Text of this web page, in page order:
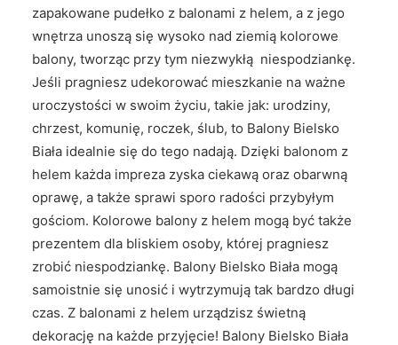
zapakowane pudełko z balonami z helem, a z jego
wnętrza unoszą się wysoko nad ziemią kolorowe
balony, tworząc przy tym niezwykłą niespodziankę.
Jeśli pragniesz udekorować mieszkanie na ważne
uroczystości w swoim życiu, takie jak: urodziny,
chrzest, komunię, roczek, ślub, to Balony Bielsko
Biała idealnie się do tego nadają. Dzięki balonom z
helem każda impreza zyska ciekawą oraz obarwną
oprawę, a także sprawi sporo radości przybyłym
gościom. Kolorowe balony z helem mogą być także
prezentem dla bliskiem osoby, której pragniesz
zrobić niespodziankę. Balony Bielsko Biała mogą
samoistnie się unosić i wytrzymują tak bardzo długi
czas. Z balonami z helem urządzisz świetną
dekorację na każde przyjęcie! Balony Bielsko Biała